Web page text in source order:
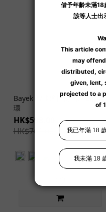
Bayek 智能遙控情侶震動情趣
環
HK$598.00
HK$769.00